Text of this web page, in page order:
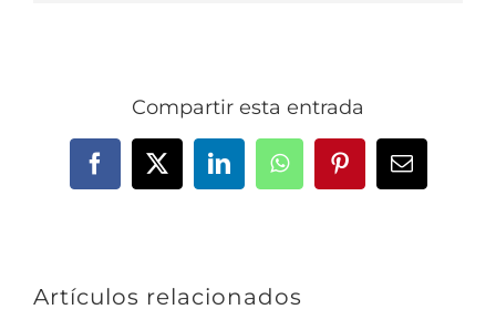
Compartir esta entrada
Facebook
X LinkedInWhatsAppPinterestCorreo
Artículos relacionados